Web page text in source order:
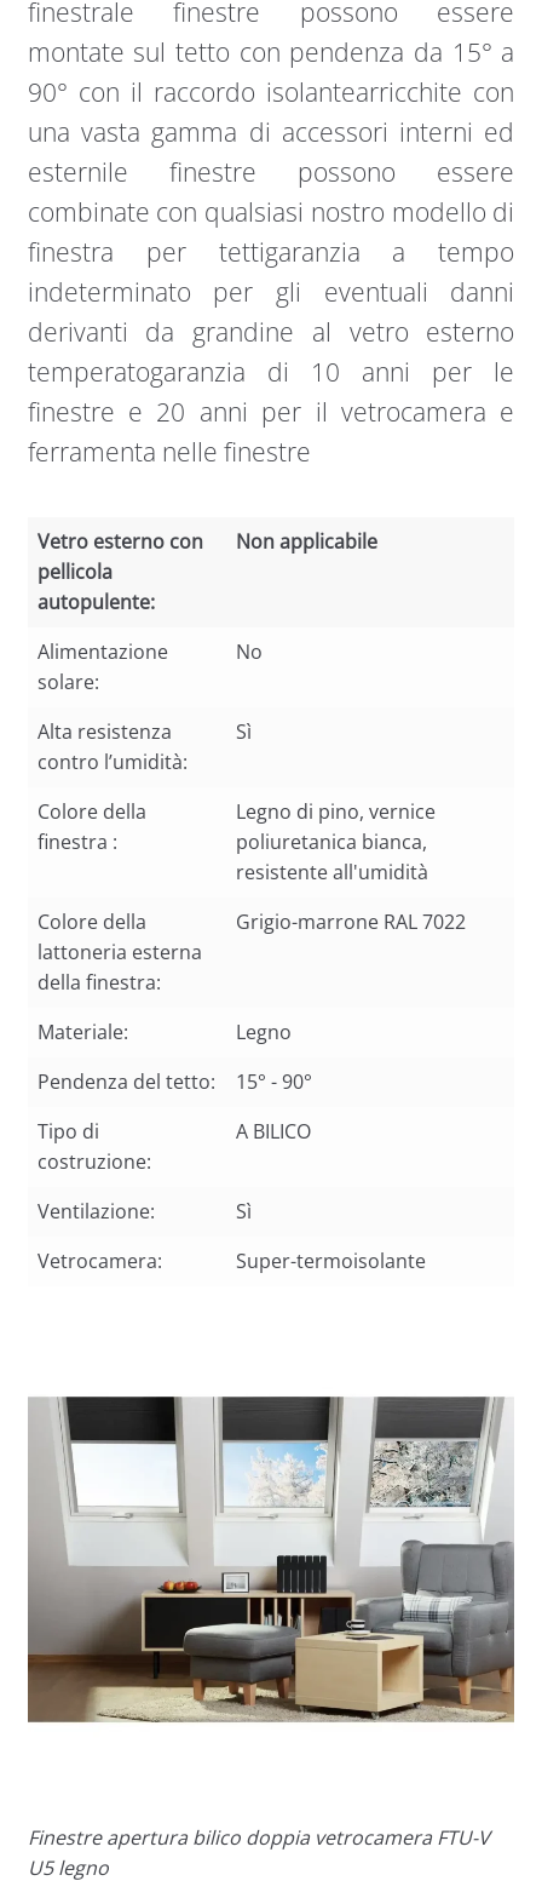
finestrale finestre possono essere
montate sul tetto con pendenza da 15° a
90° con il raccordo isolantearricchite con
una vasta gamma di accessori interni ed
esternile finestre possono essere
combinate con qualsiasi nostro modello di
finestra per tettigaranzia a tempo
indeterminato per gli eventuali danni
derivanti da grandine al vetro esterno
temperatogaranzia di 10 anni per le
finestre e 20 anni per il vetrocamera e
ferramenta nelle finestre
Vetro esterno con
pellicola
autopulente:
Non applicabile
Vetro esterno con
pellicola
Non applicabile
Alimentazione
solare:
No
Alta resistenza
contro l’umidità:
Sì
Colore della
finestra :
Legno di pino, vernice
poliuretanica bianca,
resistente all'umidità
Colore della
lattoneria esterna
della finestra:
Grigio-marrone RAL 7022
Materiale:
Legno
Pendenza del tetto:
15° - 90°
Tipo di
costruzione:
A BILICO
Ventilazione:
Sì
Vetrocamera:
Super-termoisolante
Finestre apertura bilico doppia vetrocamera FTU-V
U5 legno